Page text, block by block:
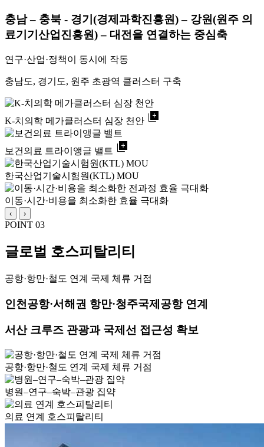
충남 – 충북 - 경기(경제과학진흥원) – 강원(원주 의
료기기산업진흥원) – 대전을 연결하는 중심축
연구·산업·정책이 동시에 작동
충남도, 경기도, 원주 초광역 클러스터 구축
K-치의학 메가클러스터 심장 천안 library_add
보건의료 트라이앵글 밸트 library_add
한국산업기술시험원(KTL) MOU
이동·시간·비용을 최소화한 효율 극대화
‹ ›
POINT 03
글로벌 호스피탈리티
공항·항만·철도 연계 국제 체류 거점
인천공항·서해권 항만·청주국제공항 연계
서산 크루즈 관광과 국제선 접근성 확보
공항·항만·철도 연계 국제 체류 거점
병원–연구–숙박–관광 집약
의료 연계 호스피탈리티